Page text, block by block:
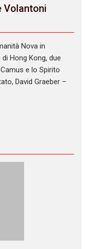
Volantoni
Nova in
Hong Kong, due
e lo Spirito
David Graeber –